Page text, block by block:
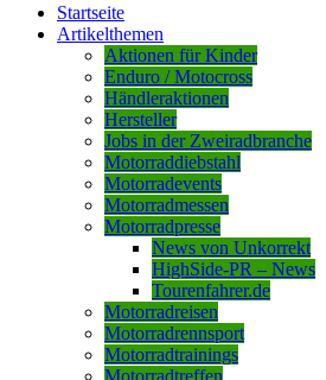
Startseite
Artikelthemen
Aktionen für Kinder
Enduro / Motocross
Händleraktionen
Hersteller
Jobs in der Zweiradbranche
Motorraddiebstahl
Motorradevents
Motorradmessen
Motorradpresse
News von Unkorrekt
HighSide-PR – News
Tourenfahrer.de
Motorradreisen
Motorradrennsport
Motorradtrainings
Motorradtreffen